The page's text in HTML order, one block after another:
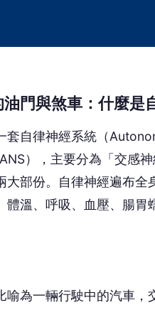
門與煞車：什麼是
套自律神經系統（
），主要分為「交感
大部份。自律神經遍布全
體溫、呼吸、血壓、腸胃
喻為一輛行駛中的汽車，